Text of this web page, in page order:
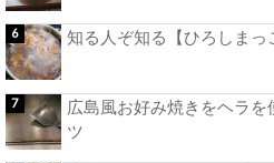
知る人ぞ知る【ひろしまっ
広島風お好み焼きをヘラ
ツ